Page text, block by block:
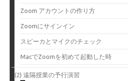
Zoom アカウントの作り方
Zoomにサインイン
スピーカとマイクのチェック
MacでZoomを初めて起動した時
(2) 遠隔授業の予行演習